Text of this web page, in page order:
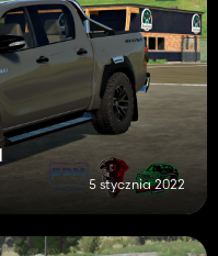
5 stycznia 2022